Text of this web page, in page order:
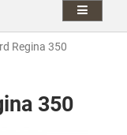
Regina 350
350